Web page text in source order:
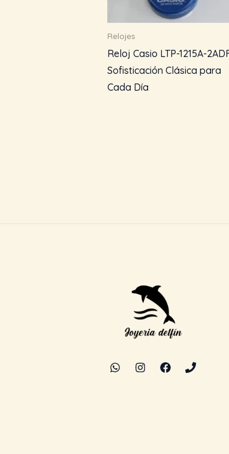
Relojes
Reloj Casio LTP-1215A-
Sofisticación Clásica para
Cada Día